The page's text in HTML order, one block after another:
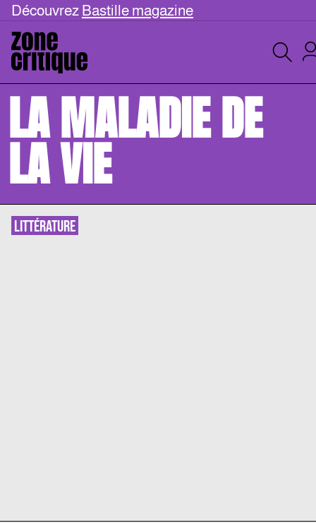
Découvrez Bastille magazine
LA MALADIE DE
LA VIE
LITTÉRATURE